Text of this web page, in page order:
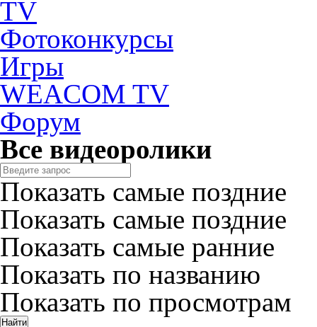
TV
Фотоконкурсы
Игры
WEACOM TV
Форум
Все видеоролики
Показать самые поздние
Показать самые поздние
Показать самые ранние
Показать по названию
Показать по просмотрам